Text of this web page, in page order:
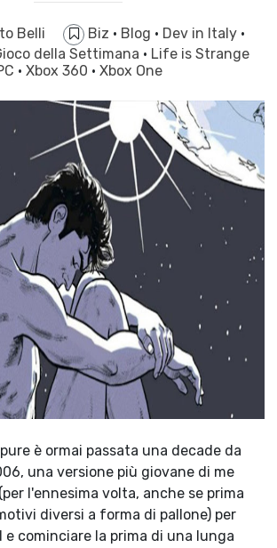
Belli Biz · Blog · Dev in Italy ·
della Settimana · Life is Strange
· Xbox 360 · Xbox One
è ormai passata una decade da
una versione più giovane di me
l'ennesima volta, anche se prima
diversi a forma di pallone) per
e cominciare la prima di una lunga